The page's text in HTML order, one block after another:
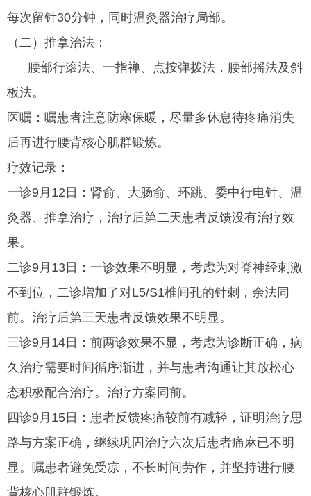
每次留针30分钟，同时温灸器治疗局部。
（二）推拿治法：
腰部行滚法、一指禅、点按弹拨法，腰部摇法及斜
板法。
医嘱：嘱患者注意防寒保暖，尽量多休息待疼痛消失
后再进行腰背核心肌群锻炼。
疗效记录：
一诊9月12日：肾俞、大肠俞、环跳、委中行电针、温
灸器、推拿治疗，治疗后第二天患者反馈没有治疗效
果。
二诊9月13日：一诊效果不明显，考虑为对脊神经刺激
不到位，二诊增加了对L5/S1椎间孔的针刺，余法同
前。治疗后第三天患者反馈效果不明显。
三诊9月14日：前两诊效果不显，考虑为诊断正确，病
久治疗需要时间循序渐进，并与患者沟通让其放松心
态积极配合治疗。治疗方案同前。
四诊9月15日：患者反馈疼痛较前有减轻，证明治疗思
路与方案正确，继续巩固治疗六次后患者痛麻已不明
显。嘱患者避免受凉，不长时间劳作，并坚持进行腰
背核心肌群锻炼。